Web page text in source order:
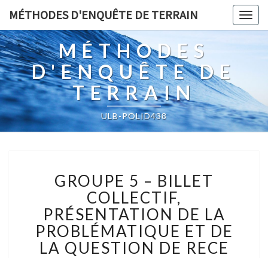
MÉTHODES D'ENQUÊTE DE TERRAIN
MÉTHODES
D'ENQUÊTE DE
TERRAIN
ULB-POLID438
5
–
BILLET
COLLECTIF,
PRÉSENTATION
DE
GROUPE 5 – BILLET
COLLECTIF,
PRÉSENTATION DE LA
PROBLÉMATIQUE ET DE
LA QUESTION DE RECE